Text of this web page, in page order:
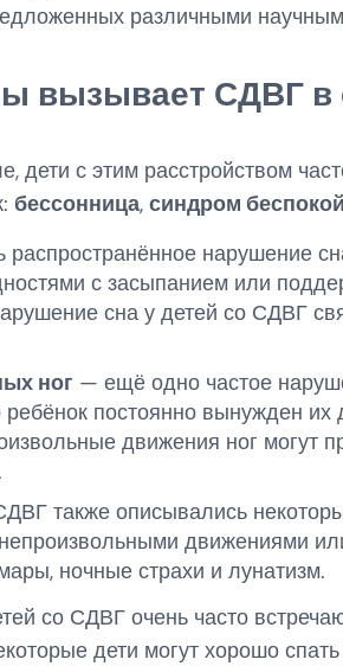
различными
вызывает СДВГ в
дети с этим расстройством
бессонница, синдром
нарушение
с засыпанием или
сна у детей со СДВГ
ног — ещё одно частое
ребёнок постоянно вынужден их
движения ног могут
также описывались
движениями
ночные страхи и лунатизм.
со СДВГ очень часто
дети могут хорошо